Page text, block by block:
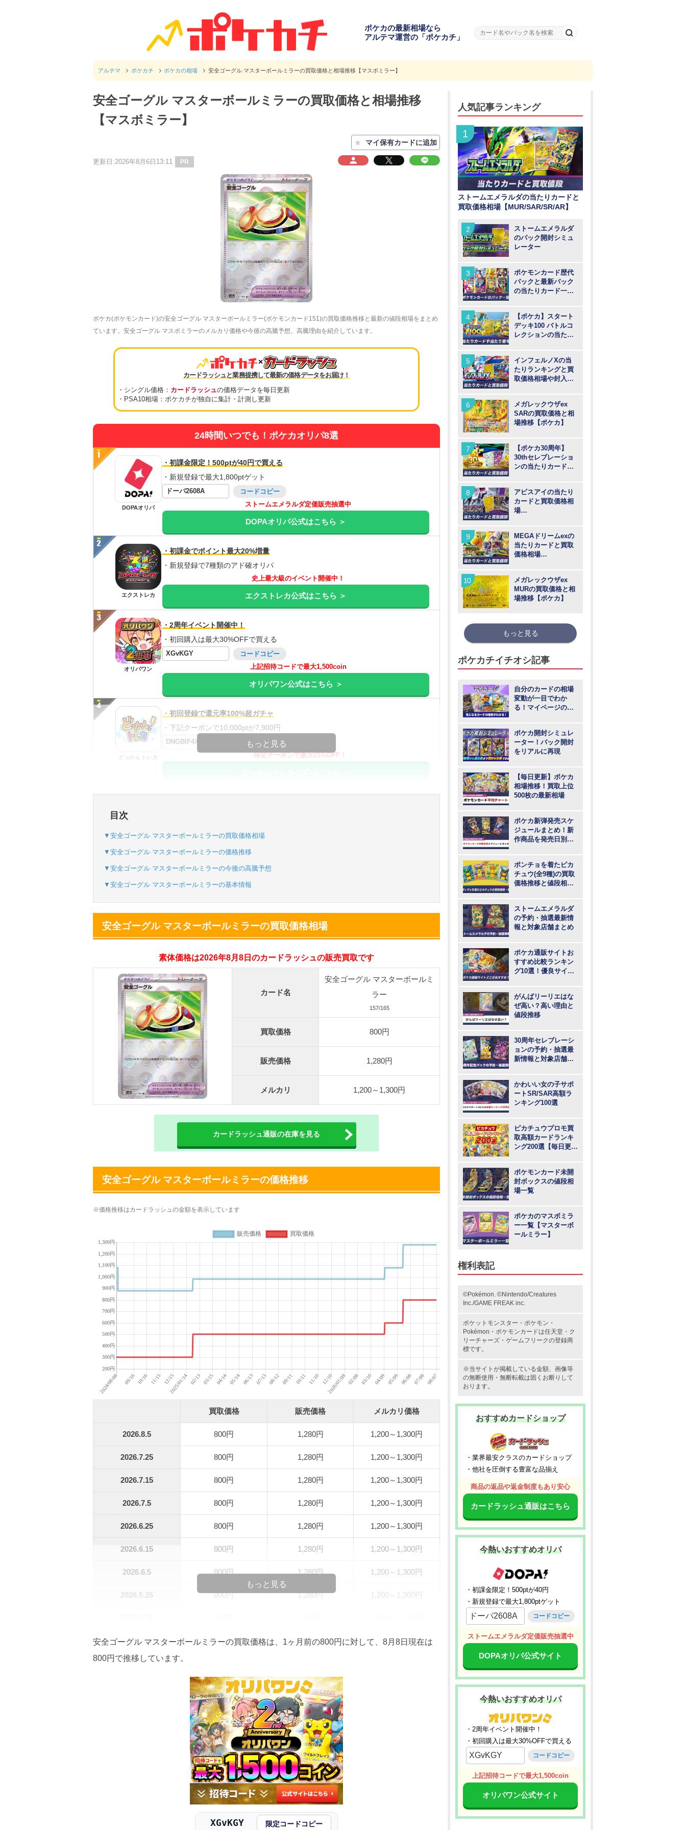
ポケカの最新相場なら
アルテマ運営の「ポケカチ」
アルテマ ポケカチ ポケカの相場 安全ゴーグル マスターボールミラーの買取価格と相場推移【マスボミラー】
安全ゴーグル マスターボールミラーの買取価格と相場推移
【マスボミラー】
★ マイ保有カードに追加
更新日:2026年8月6日13:11 PR
ポケカ(ポケモンカード)の安全ゴーグル マスターボールミラー(ポケモンカード151)の買取価格推移と最新の値段相場をまとめ
ています。安全ゴーグル マスボミラーのメルカリ価格や今後の高騰予想、高騰理由を紹介しています。
×
カードラッシュと業務提携して最新の価格データをお届け！
・シングル価格： カードラッシュの価格データを毎日更新
・PSA10相場：ポケカチが独自に集計・計測し更新
24時間いつでも！ポケカオリパ8選
DOPAオリパ
・初課金限定！500ptが40円で買える
・新規登録で最大1,800ptゲット
ドーパ2608A
コードコピー
ストームエメラルダ定価販売抽選中
DOPAオリパ公式はこちら ＞
エクストレカ
・初課金でポイント最大20%増量
・新規登録で7種類のアド確オリパ
史上最大級のイベント開催中！
エクストレカ公式はこちら ＞
オリパワン
・2周年イベント開催中！
・初回購入は最大30%OFFで買える
XGvKGY
コードコピー
上記招待コードで最大1,500coin
オリパワン公式はこちら ＞
どっかんトレカ
・初回登録で還元率100%超ガチャ
・下記クーポンで10,000ptが7,900円
DNGBIF4X
コードコピー
↑限定クーポンで最大21%OFF！
・atone・ペイディ対応！
・新規登録で6種類アド確解禁
オリくじ
・新規登録で無料100連できる！
・初回購入は500coinが50円
TVCM記念！激熱イベント開催中
TORAオリパ
・リリース1周年イベント開催中！
・新規登録で最大90%OFF
初回登録で4種類アド確解放
もっと見る
目次
▼安全ゴーグル マスターボールミラーの買取価格相場
▼安全ゴーグル マスターボールミラーの価格推移
▼安全ゴーグル マスターボールミラーの今後の高騰予想
▼安全ゴーグル マスターボールミラーの基本情報
安全ゴーグル マスターボールミラーの買取価格相場
素体価格は2026年8月8日のカードラッシュの販売買取です
カード名
安全ゴーグル マスターボールミ
ラー
157/165
買取価格 800円
販売価格 1,280円
メルカリ 1,200～1,300円
カードラッシュ通販の在庫を見る
安全ゴーグル マスターボールミラーの価格推移
※価格推移はカードラッシュの金額を表示しています
買取価格 販売価格 メルカリ価格
2026.8.5 800円 1,280円 1,200～1,300円
2026.7.25 800円 1,280円 1,200～1,300円
2026.7.15 800円 1,280円 1,200～1,300円
2026.7.5 800円 1,280円 1,200～1,300円
2026.6.25 800円 1,280円 1,200～1,300円
2026.6.15 800円 1,280円 1,200～1,300円
2026.6.5 800円 1,280円 1,200～1,300円
2026.5.25 800円 1,280円 1,200～1,300円
2026.5.5 600円 1,080円 1,000～1,100円
2026.4.25
600円 1,080円
500円 980円
500円 980円
500円 980円
500円 980円
500円 980円
500円 980円
もっと見る
安全ゴーグル マスターボールミラーの買取価格は、1ヶ月前の800円に対して、8月8日現在は
800円で推移しています。
XGvKGY 限定コードコピー
人気記事ランキング
ストームエメラルダの当たりカードと
買取価格相場【MUR/SAR/SR/AR】
ストームエメラルダ
のパック開封シミュ
レーター
ポケモンカード歴代
パックと最新パック
の当たりカード一覧
【ポケカ】スタート
デッキ100 バトルコ
レクションの当たり
インフェルノXの当
たりランキングと買
取価格相場や封入率
メガレックウザex
SARの買取価格と相
場推移【ポケカ】
【ポケカ30周年】
30thセレブレーショ
ンの当たりカードと
アビスアイの当たり
カードと買取価格相
場
MEGAドリームexの
当たりカードと買取
価格相場
メガレックウザex
MURの買取価格と相
場推移【ポケカ】
もっと見る
ポケカチイチオシ記事
自分のカードの相場
変動が一目でわか
る！マイページの登
ポケカ開封シミュレ
ーター！パック開封
をリアルに再現
【毎日更新】ポケカ
相場推移！買取上位
500枚の最新相場
ポケカ新弾発売スケ
ジュールまとめ！新
作商品を発売日別に
ポンチョを着たピカ
チュウ(全9種)の買取
価格推移と値段相
ストームエメラルダ
の予約・抽選最新情
報と対象店舗まとめ
ポケカ通販サイトお
すすめ比較ランキン
グ10選！優良サイト
がんばリーリエはな
ぜ高い？高い理由と
値段推移
30周年セレブレーシ
ョンの予約・抽選最
新情報と対象店舗ま
かわいい女の子サポ
ートSR/SAR高額ラ
ンキング100選
ピカチュウプロモ買
取高額カードランキ
ング200選【毎日更
ポケモンカード未開
封ボックスの値段相
場一覧
ポケカのマスボミラ
ー一覧【マスターボ
ールミラー】
権利表記
©Pokémon. ©Nintendo/Creatures
Inc./GAME FREAK inc.
ポケットモンスター ・ポケモン・
Pokémon・ ポケモンカードは任天堂・ ク
リーチャーズ ・ ゲームフリークの登録商
標です。
※当サイトが掲載している金額、画像等
の無断使用・無断転載は固くお断りして
おります。
おすすめカードショップ
・業界最安クラスのカードショップ
・他社を圧倒する豊富な品揃え
商品の返品や返金制度もあり安心
カードラッシュ通販はこちら
今熱いおすすめオリパ
・初課金限定！500ptが40円
・新規登録で最大1,800ptゲット
ドーパ2608A コードコピー
ストームエメラルダ定価販売抽選中
DOPAオリパ公式サイト
今熱いおすすめオリパ
・2周年イベント開催中！
・初回購入は最大30%OFFで買える
XGvKGY コードコピー
上記招待コードで最大1,500coin
オリパワン公式サイト